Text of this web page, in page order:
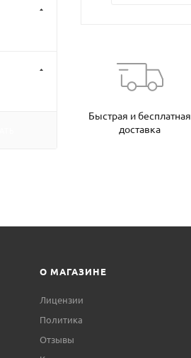
Быстрая и бесплатная
доставка
О МАГАЗИНЕ
Лицензии
Политика
Отзывы